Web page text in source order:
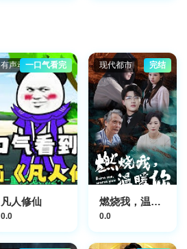
有声动漫一口气看完
凡人修仙
0.0
现代都市 完结
燃烧我，温暖你
0.0